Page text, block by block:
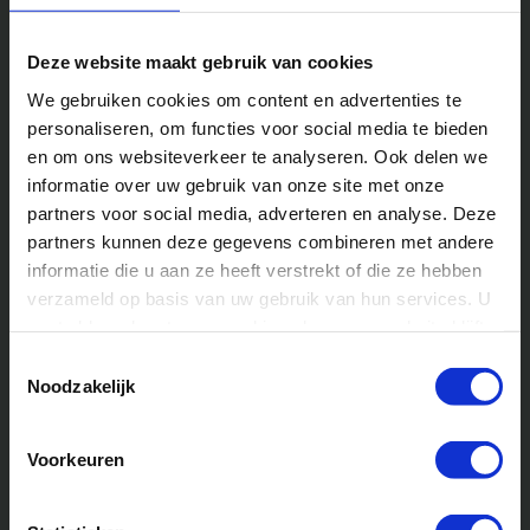
Deze website maakt gebruik van cookies
We gebruiken cookies om content en advertenties te
personaliseren, om functies voor social media te bieden
en om ons websiteverkeer te analyseren. Ook delen we
informatie over uw gebruik van onze site met onze
partners voor social media, adverteren en analyse. Deze
partners kunnen deze gegevens combineren met andere
informatie die u aan ze heeft verstrekt of die ze hebben
verzameld op basis van uw gebruik van hun services. U
Noodzakelijk
Voorkeuren
ontwikkelen
belangrijke vaardigheden zoals leiderschap,
probleemoplossend vermogen en zelfvertrouwen.
Omringd door natuur en uitgedaagd door activiteiten
zoals wandklimmen, kajakken of speurtochten, leren ze
risico’s in te schatten en hun intuïtie te vertrouwen.
Verminderen van angsten
Avontuur stelt kinderen ook in staat om angsten te
overwinnen. Of het nu gaat om het beklimmen van een
overwonnen uitdaging is een overwinning op zichzelf en